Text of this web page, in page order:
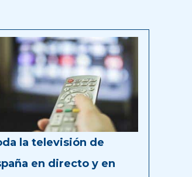
la televisión de
en directo y en